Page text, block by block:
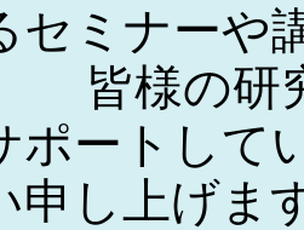
セミナーや
皆様の研
ポートして
申し上げま